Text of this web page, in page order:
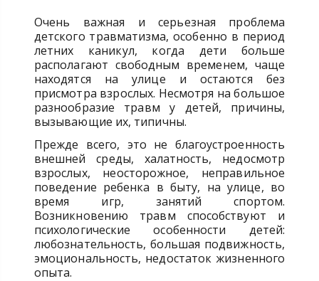
Очень важная и серьезная проблема
детского травматизма, особенно в период
летних каникул, когда дети больше
располагают свободным временем, чаще
находятся на улице и остаются без
присмотра взрослых. Несмотря на большое
разнообразие травм у детей, причины,
вызывающие их, типичны.
Прежде всего, это не благоустроенность
внешней среды, халатность, недосмотр
взрослых, неосторожное, неправильное
поведение ребенка в быту, на улице, во
время игр, занятий спортом.
Возникновению травм способствуют и
психологические особенности детей:
любознательность, большая подвижность,
эмоциональность, недостаток жизненного
опыта.